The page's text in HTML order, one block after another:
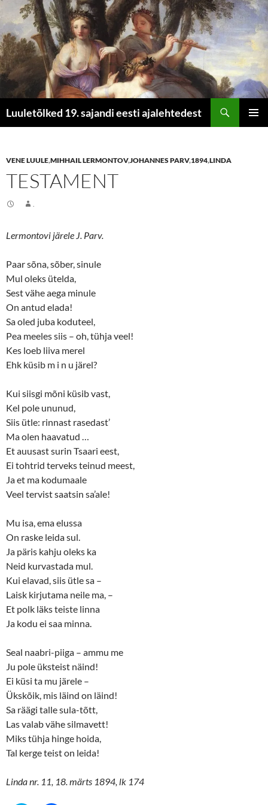
Luuletõlked 19. sajandi eesti ajalehtedest
VENE LUULE,MIHHAIL LERMONTOV,JOHANNES PARV,1894,LINDA
TESTAMENT
Lermontovi järele J. Parv.
Paar sõna, sõber, sinule
Mul oleks ütelda,
Sest vähe aega minule
On antud elada!
Sa oled juba koduteel,
Pea meeles siis – oh, tühja veel!
Kes loeb liiva merel
Ehk küsib m i n u järel?
Kui siisgi mõni küsib vast,
Kel pole ununud,
Siis ütle: rinnast rasedast’
Ma olen haavatud …
Et auusast surin Tsaari eest,
Ei tohtrid terveks teinud meest,
Ja et ma kodumaale
Veel tervist saatsin sa’ale!
Mu isa, ema elussa
On raske leida sul.
Ja päris kahju oleks ka
Neid kurvastada mul.
Kui elavad, siis ütle sa –
Laisk kirjutama neile ma, ­–
Et polk läks teiste linna
Ja kodu ei saa minna.
Seal naabri-piiga – ammu me
Ju pole üksteist näind!
Ei küsi ta mu järele –
Ükskõik, mis läind on läind!
Sa räägi talle sula-tõtt,
Las valab vähe silmavett!
Miks tühja hinge hoida,
Tal kerge teist on leida!
Linda nr. 11, 18. märts 1894, lk 174